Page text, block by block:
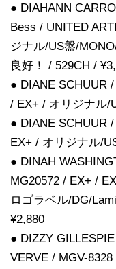
● DIAHANN
Bess / UNITED
ジナル/US盤/
良好！ / 529CH /
● DIANE SCHUUR
/ EX+ / オリジナル/
● DIANE SCHUUR
EX+ / オリジナル/
● DINAH
MG20572 / EX+ /
ロゴラベル/DG/
¥2,880
● DIZZY
VERVE / MGV-